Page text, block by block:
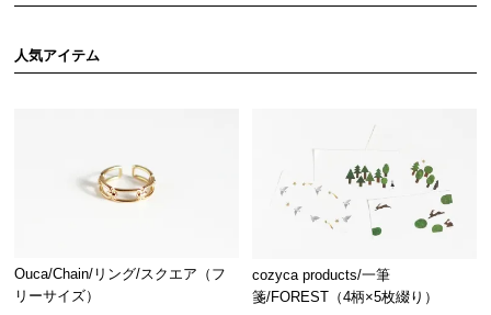
人気アイテム
Ouca/Chain/リング/スクエア（フ
リーサイズ）
cozyca products/一筆
箋/FOREST（4柄×5枚綴り）